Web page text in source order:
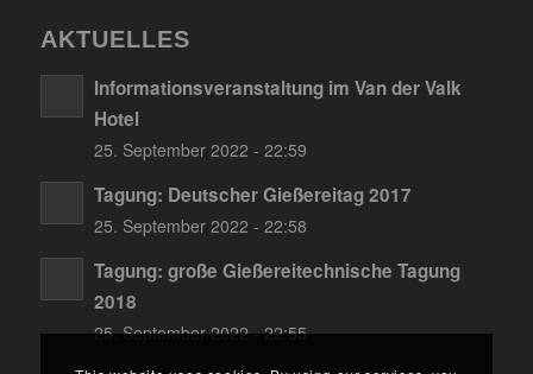
AKTUELLES
Informationsveranstaltung im Van der Valk
Hotel
25. September 2022 - 22:59
Tagung: Deutscher Gießereitag 2017
25. September 2022 - 22:58
Tagung: große Gießereitechnische Tagung
2018
25. September 2022 - 22:55